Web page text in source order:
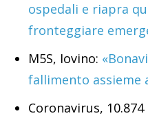
ospedali e riapra
fronteggiare
M5S, Iovino:
fallimento assieme
Coronavirus,